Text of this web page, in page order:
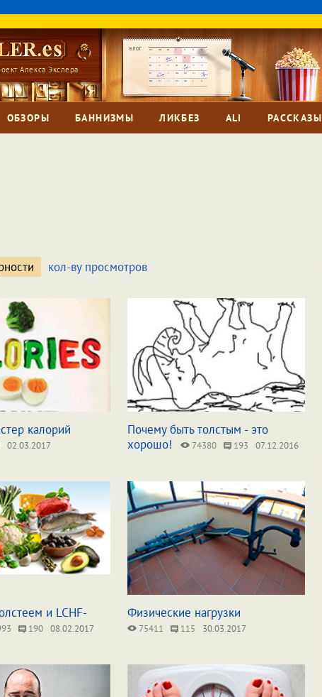
Алекса Экслера
ОБЗОРЫ БАННИЗМЫ ЛИКБЕЗ ALI РАССКАЗЫ
кол-ву просмотров
калорий
02.03.2017
Почему быть толстым - это
хорошо!
74380 193 07.12.2016
и LCHF-
190 08.02.2017
Физические нагрузки
75411 115 30.03.2017